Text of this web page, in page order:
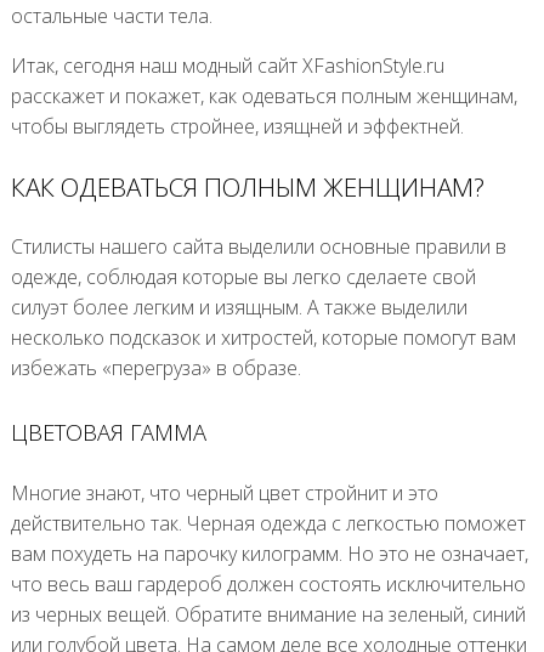
остальные части тела.
Итак, сегодня наш модный сайт XFashionStyle.ru
расскажет и покажет, как одеваться полным женщинам,
чтобы выглядеть стройнее, изящней и эффектней.
КАК ОДЕВАТЬСЯ ПОЛНЫМ ЖЕНЩИНАМ?
Стилисты нашего сайта выделили основные правили в
одежде, соблюдая которые вы легко сделаете свой
силуэт более легким и изящным. А также выделили
несколько подсказок и хитростей, которые помогут вам
избежать «перегруза» в образе.
ЦВЕТОВАЯ ГАММА
Многие знают, что черный цвет стройнит и это
действительно так. Черная одежда с легкостью поможет
вам похудеть на парочку килограмм. Но это не означает,
что весь ваш гардероб должен состоять исключительно
из черных вещей. Обратите внимание на зеленый, синий
или голубой цвета. На самом деле все холодные оттенки